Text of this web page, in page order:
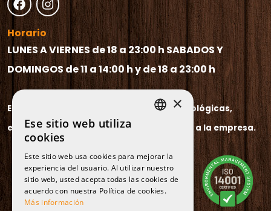
Horario
LUNES A VIERNES de 18 a 23:00 hSABADOS Y
DOMINGOS de 11 a 14:00 h y de 18 a 23:00 h
El horario puede variar por causas climatológicas,
escasa concurrencia o por causas ajenas a la empresa.
ENGLISH
FRENCH
×
Ese sitio web utiliza
cookies
Este sitio web usa cookies para mejorar la
experiencia del usuario. Al utilizar nuestro
sitio web, usted acepta todas las cookies de
acuerdo con nuestra Política de cookies.
Más información